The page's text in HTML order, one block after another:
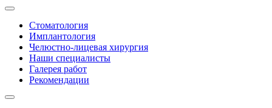
Стоматология
Имплантология
Челюстно-лицевая хирургия
Наши специалисты
Галерея работ
Рекомендации